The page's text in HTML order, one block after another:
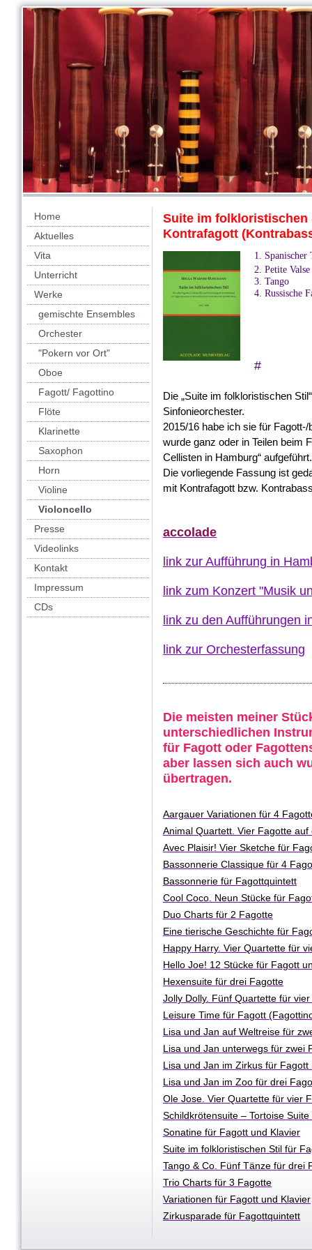
Home
Aktuelles
Vita
Unterricht
Werke
gemischte Ensembles
Orchester
"Pokern vor Ort"
Oboe
Fagott/ Fagottino
Flöte
Klarinette
Saxophon
Horn
Violine
Violoncello
Presse
Videolinks
Kontakt
Impressum
CDs
Suite im folkloristischen
Kontrafagott
1. Spanischer
2. Petite Valse
3. Tango
4. Russische
#
Die „Suite im folkloristischen
Sinfonieorchester.
2015/16 habe ich sie für
wurde ganz oder in Teilen beim
Cellisten in Hamburg“ aufgeführt.
Die vorliegende Fassung ist
mit Kontrafagott bzw.
accolade
ink zur Aufführung in
link zum Konzert "Musik
link zu den Aufführungen
link zur Orchesterfassung
Die meisten meiner
unterschiedlichen
für Fagott oder
aber lassen sich auch
übertragen.
Aargauer Variationen für 4
Animal Quartett. Vier Fagotte
Avec Plaisir! Vier Sketche für
Bassonnerie Classique für 4
Bassonnerie für Fagottquintett
Cool Coco. Neun Stücke für
Duo Charts für 2 Fagotte
Eine tierische Geschichte für
Happy Harry. Vier Quartette für
Hello Joe! 12 Stücke für Fagott
Hexensuite für drei Fagotte
Jolly Dolly. Fünf Quartette für
Leisure Time für Fagott
Lisa und Jan auf Weltreise für
Lisa und Jan unterwegs für zwei
Lisa und Jan im Zirkus für Fagott
Lisa und Jan im Zoo für drei
Ole Jose. Vier Quartette für vier
Schildkrötensuite – Tortoise
Sonatine für Fagott und Klavier
Suite im folkloristischen Stil für
Tango & Co. Fünf Tänze für drei
Trio Charts für 3 Fagotte
Variationen für Fagott und Klavier
Zirkusparade für Fagottquintett